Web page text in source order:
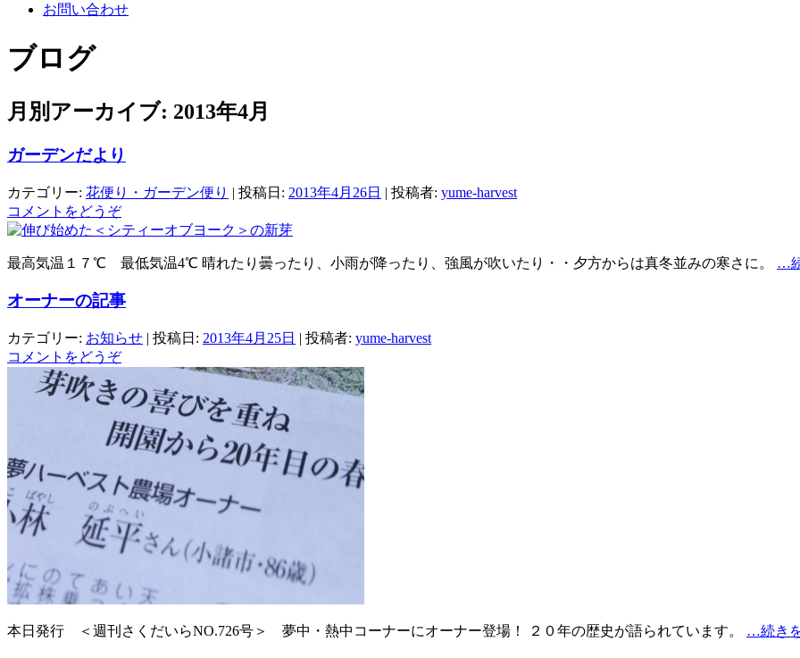
お問い合わせ
ブログ
月別アーカイブ: 2013年4月
ガーデンだより
カテゴリー: 花便り・ガーデン便り | 投稿日: 2013年4月26日 | 投稿者: yume-harvest
コメントをどうぞ
最高気温１７℃ 最低気温4℃ 晴れたり曇ったり、小雨が降ったり、強風が吹いたり・・夕方からは真冬並みの寒さに。 …
オーナーの記事
カテゴリー: お知らせ | 投稿日: 2013年4月25日 | 投稿者: yume-harvest
コメントをどうぞ
本日発行 ＜週刊さくだいらNO.726号＞ 夢中・熱中コーナーにオーナー登場！ ２０年の歴史が語られています。 …続き